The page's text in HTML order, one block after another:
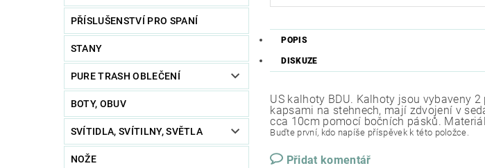
PŘÍSLUŠENSTVÍ PRO SPANÍ
STANY
PURE TRASH OBLEČENÍ
BOTY, OBUV
SVÍTIDLA, SVÍTILNY, SVĚTLA
NOŽE
POPIS
DISKUZE
US kalhoty BDU. Kalhoty jsou vybaveny
kapsami na stehnech, mají zdvojení v
cca 10cm pomocí bočních pásků.
Buďte první, kdo napíše příspěvek k této položce.
Přidat komentář